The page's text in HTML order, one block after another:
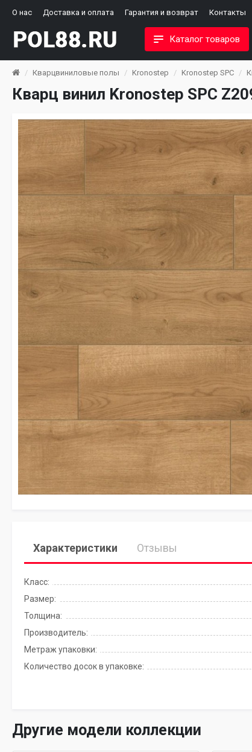
О нас Доставка и оплата Гарантия и возврат Контакты
Каталог товаров
Кварцвиниловые полы Kronostep Kronostep SPC
Кварц винил Kronostep SPC
Характеристики Отзывы
Класс:
Размер:
Толщина:
Производитель:
Метраж упаковки:
Количество досок в упаковке:
Другие модели коллекции